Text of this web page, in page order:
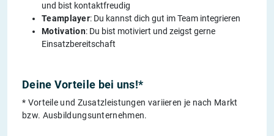
und bist kontaktfreudig
Teamplayer: Du kannst dich gut im Team integrieren
Motivation: Du bist motiviert und zeigst gerne
Einsatzbereitschaft
Deine Vorteile bei uns!*
* Vorteile und Zusatzleistungen variieren je nach Markt
bzw. Ausbildungsunternehmen.